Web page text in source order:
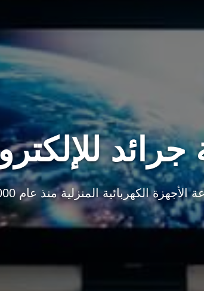
الكهربائية المنزلية منذ عام 2000